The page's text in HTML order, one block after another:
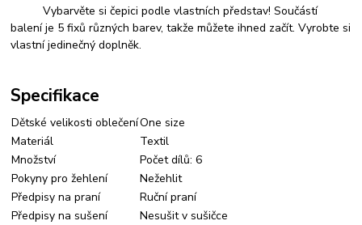
Vybarvěte si čepici podle vlastních představ! Součástí
balení je 5 fixů různých barev, takže můžete ihned začít. Vyrobte si
vlastní jedinečný doplněk.
Specifikace
Dětské velikosti oblečeníOne size
Materiál
Textil
Množství
Počet dílů: 6
Pokyny pro žehlení
Nežehlit
Předpisy na praní
Ruční praní
Předpisy na sušení
Nesušit v sušičce